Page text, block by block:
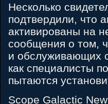
Несколько
подтвердили, что
активированы на
сообщения о том,
и обслуживающих
как специалисты
пытаются
Scope Galactic